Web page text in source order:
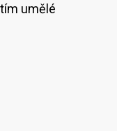
umělé